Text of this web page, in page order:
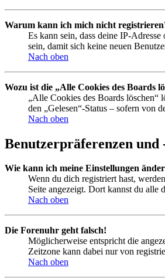
Warum kann ich mich nicht
Es kann sein, dass deine IP-
sein, damit sich keine neuen
Nach oben
Wozu ist die „Alle Cookies des Boards
„Alle Cookies des Boards löschen“
den „Gelesen“-Status – sofern von
Nach oben
Benutzerpräferenzen und
Wie kann ich meine Einstellungen
Wenn du dich registriert hast,
Seite angezeigt. Dort kannst du alle
Nach oben
Die Forenuhr geht falsch!
Möglicherweise entspricht die
Zeitzone kann dabei nur von
Nach oben